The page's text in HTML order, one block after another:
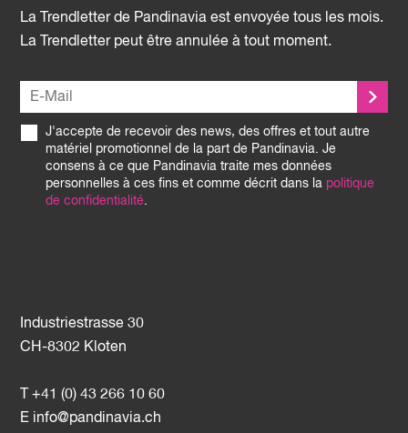
Industriestrasse 30
CH-8302 Kloten
T +41 (0) 43 266 10 60
E info@pandinavia.ch
La Trendletter de Pandinavia est envoyée tous les mois.
La Trendletter peut être annulée à tout moment.
J'accepte de recevoir des news, des offres et tout autre
matériel promotionnel de la part de Pandinavia. Je
consens à ce que Pandinavia traite mes données
personnelles à ces fins et comme décrit dans la politique
de confidentialité.